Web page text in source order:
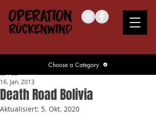
Death Road Bolivia
16. Jan. 2013
Aktualisiert: 5. Okt. 2020
Choose a Category